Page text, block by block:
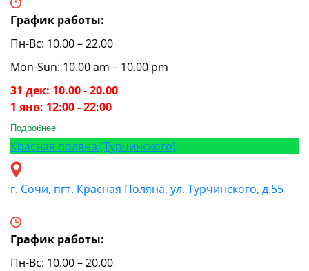
График работы:
Пн-Вс: 10.00 – 22.00
Mon-Sun: 10.00 am – 10.00 pm
31 дек: 10.00 - 20.00
1 янв: 12:00 - 22:00
Подробнее
Красная поляна (Турчинского)
г. Сочи, пгт. Красная Поляна, ул. Турчинского, д.55
График работы:
Пн-Вс: 10.00 – 20.00